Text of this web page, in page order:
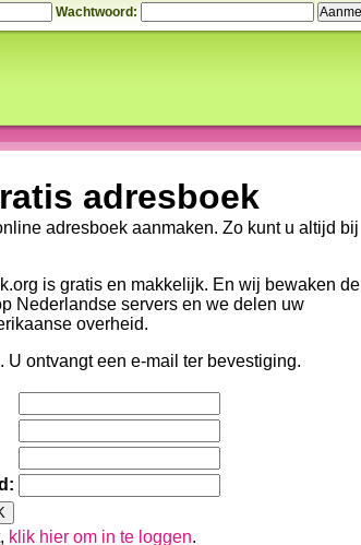
Wachtwoord:
adresboek
adresboek aanmaken. Zo kunt u altijd bij
is gratis en makkelijk. En wij bewaken de
Nederlandse servers en we delen uw
overheid.
U ontvangt een e-mail ter bevestiging.
klik hier om in te loggen.